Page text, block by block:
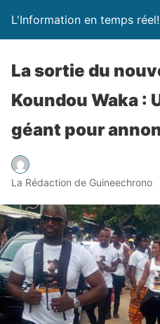
L'Information en temps réel!
La sortie du
Koundou Waka :
géant pour
La Rédaction de Guineechrono